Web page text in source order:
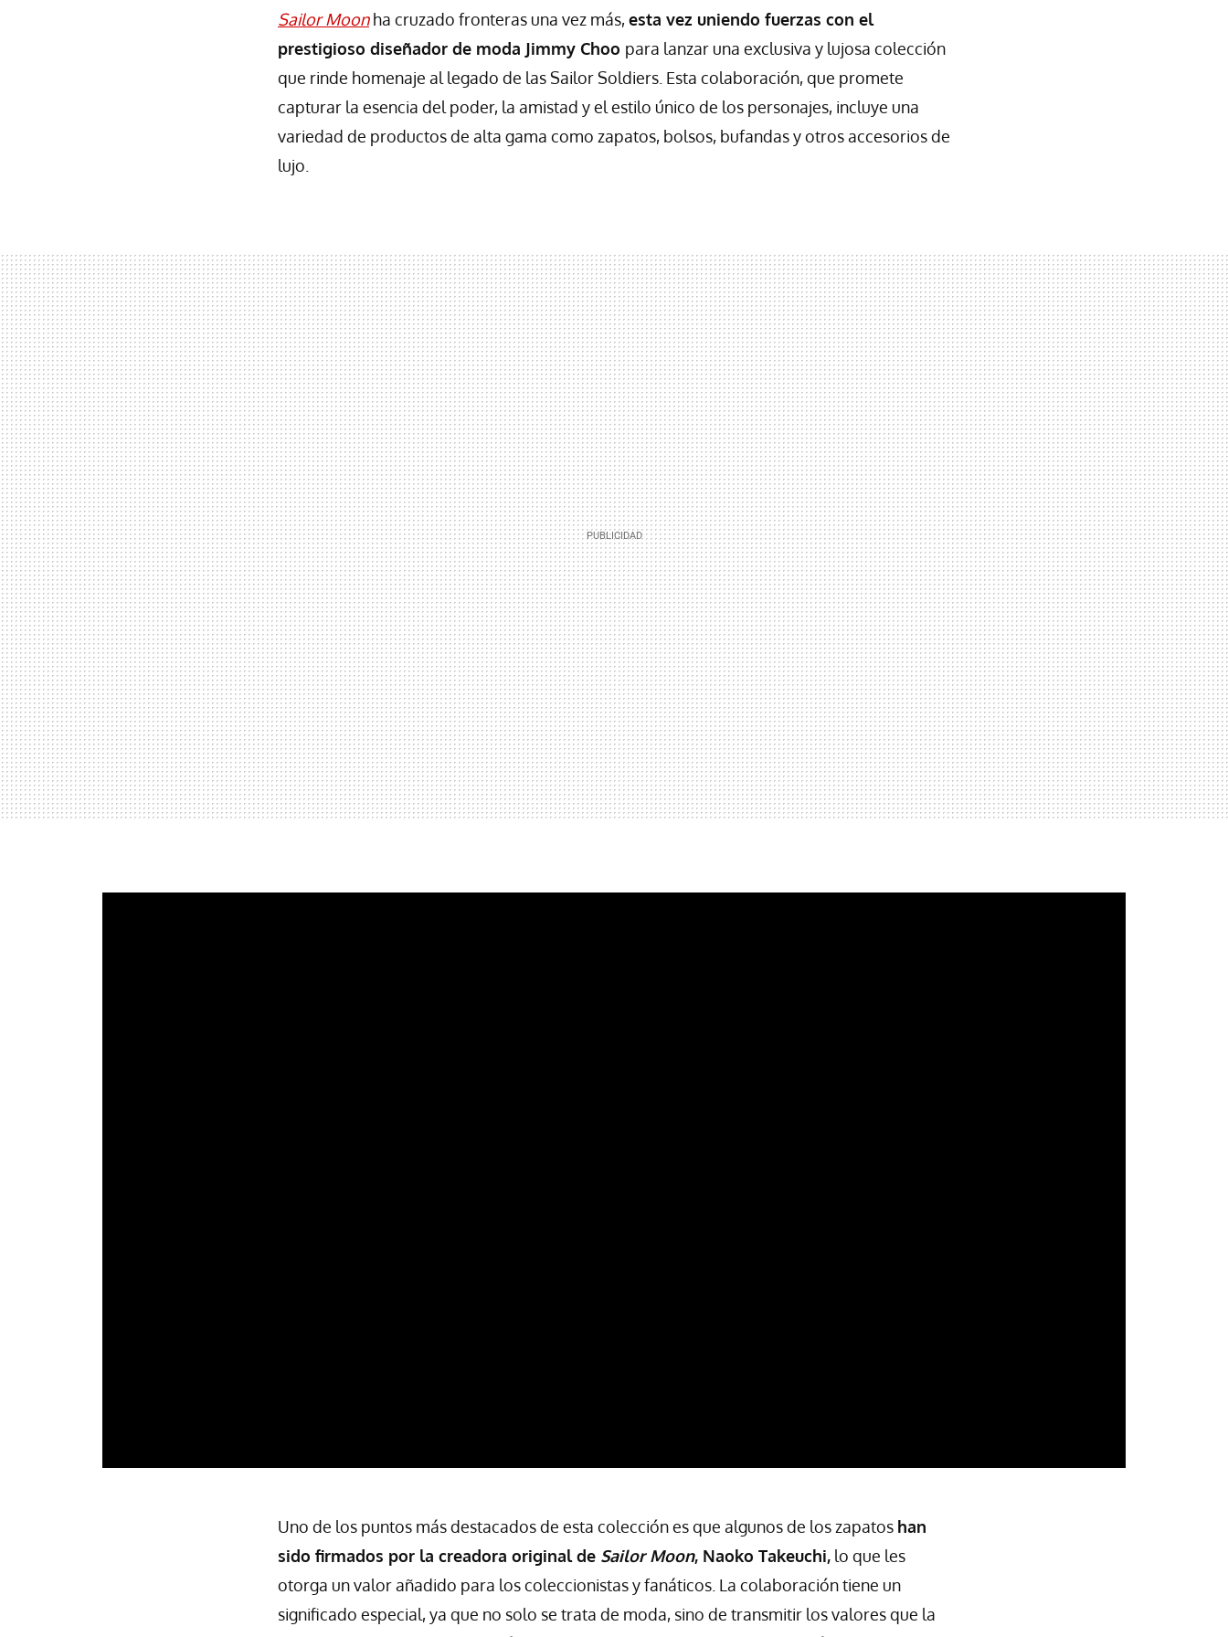
Sailor Moonha cruzado fronteras una vez más,esta vez uniendo fuerzas con el
prestigioso diseñador de moda Jimmy Choo para lanzar una exclusiva y lujosa colección
que rinde homenaje al legado de las Sailor Soldiers. Esta colaboración, que promete
capturar la esencia del poder, la amistad y el estilo único de los personajes, incluye una
variedad de productos de alta gama como zapatos, bolsos, bufandas y otros accesorios de
lujo.
Uno de los puntos más destacados de esta colección es que algunos de los zapatos han
sido firmados por la creadora original de Sailor Moon, Naoko Takeuchi, lo que les
otorga un valor añadido para los coleccionistas y fanáticos. La colaboración tiene un
significado especial, ya que no solo se trata de moda, sino de transmitir los valores que la